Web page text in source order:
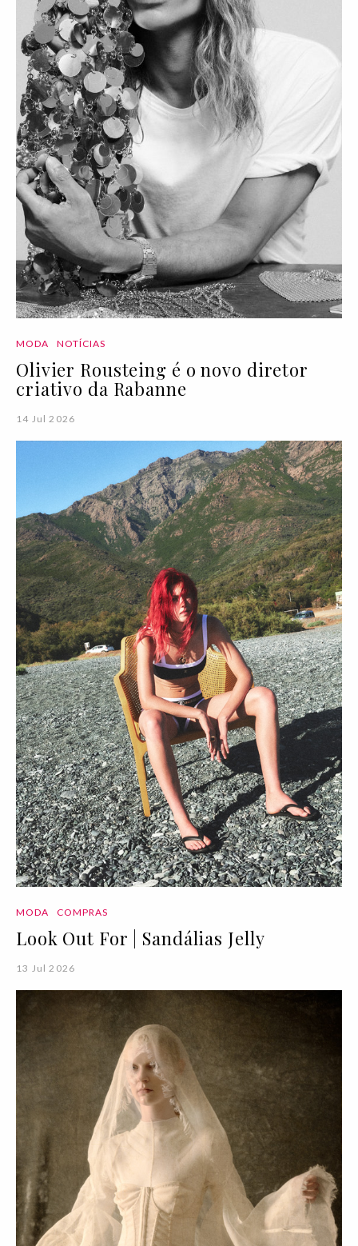
MODA NOTÍCIAS
Olivier Rousteing é o novo diretor
criativo da Rabanne
14 Jul 2026
MODA COMPRAS
Look Out For | Sandálias Jelly
13 Jul 2026